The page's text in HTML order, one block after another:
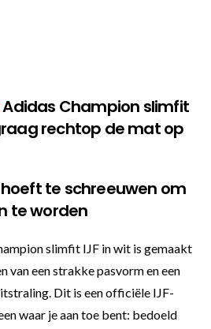
Adidas Champion slimfit
rechtop de mat op
te schreeuwen om
te worden
slimfit IJF in wit is gemaakt
van een strakke pasvorm en een
Dit is een officiële IJF-
waar je aan toe bent: bedoeld